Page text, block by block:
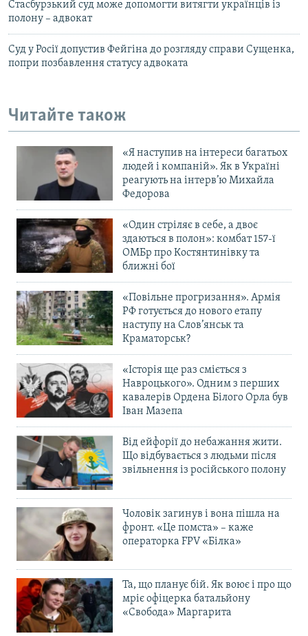
Стасбурзький суд може допомогти витягти українців із
полону – адвокат
Суд у Росії допустив Фейгіна до розгляду справи Сущенка,
попри позбавлення статусу адвоката
Читайте також
«Я наступив на інтереси багатьох
людей і компаній». Як в Україні
реагують на інтерв’ю Михайла
Федорова
«Один стріляє в себе, а двоє
здаються в полон»: комбат 157-ї
ОМБр про Костянтинівку та
ближні бої
«Повільне прогризання». Армія
РФ готується до нового етапу
наступу на Слов’янськ та
Краматорськ?
«Історія ще раз сміється з
Навроцького». Одним з перших
кавалерів Ордена Білого Орла був
Іван Мазепа
Від ейфорії до небажання жити.
Що відбувається з людьми після
звільнення із російського полону
Чоловік загинув і вона пішла на
фронт. «Це помста» – каже
операторка FPV «Білка»
Та, що планує бій. Як воює і про що
мріє офіцерка батальйону
«Свобода» Маргарита